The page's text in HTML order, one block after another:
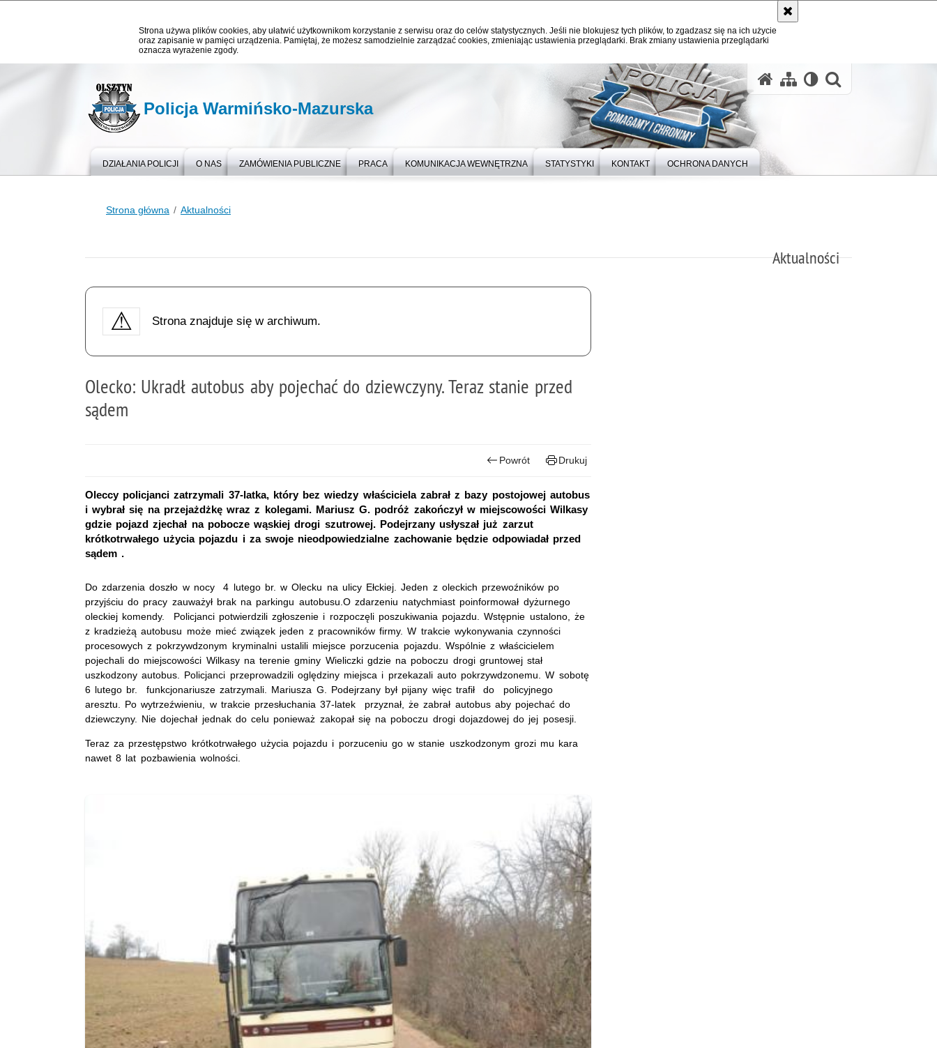
Strona używa plików cookies, aby ułatwić użytkownikom korzystanie z serwisu oraz do celów statystycznych. Jeśli nie blokujesz tych plików, to zgadzasz się na ich użycie
oraz zapisanie w pamięci urządzenia. Pamiętaj, że możesz samodzielnie zarządzać cookies, zmieniając ustawienia przeglądarki. Brak zmiany ustawienia przeglądarki
oznacza wyrażenie zgody.
Policja Warmińsko-Mazurska
DZIAŁANIA POLICJI O NAS ZAMÓWIENIA PUBLICZNE PRACA KOMUNIKACJA WEWNĘTRZNA STATYSTYKI KONTAKT OCHRONA DANYCH
Strona główna Aktualności
Aktualności
Strona znajduje się w archiwum.
Olecko: Ukradł autobus aby pojechać do dziewczyny. Teraz stanie przed
sądem
Powrót Drukuj
Oleccy policjanci zatrzymali 37-latka, który bez wiedzy właściciela zabrał z bazy postojowej autobus
i wybrał się na przejażdżkę wraz z kolegami. Mariusz G. podróż zakończył w miejscowości Wilkasy
gdzie pojazd zjechał na pobocze wąskiej drogi szutrowej. Podejrzany usłyszał już zarzut
krótkotrwałego użycia pojazdu i za swoje nieodpowiedzialne zachowanie będzie odpowiadał przed
sądem .
Do zdarzenia doszło w nocy 4 lutego br. w Olecku na ulicy Ełckiej. Jeden z oleckich przewoźników po
przyjściu do pracy zauważył brak na parkingu autobusu.O zdarzeniu natychmiast poinformował dyżurnego
oleckiej komendy. Policjanci potwierdzili zgłoszenie i rozpoczęli poszukiwania pojazdu. Wstępnie ustalono, że
z kradzieżą autobusu może mieć związek jeden z pracowników firmy. W trakcie wykonywania czynności
procesowych z pokrzywdzonym kryminalni ustalili miejsce porzucenia pojazdu. Wspólnie z właścicielem
pojechali do miejscowości Wilkasy na terenie gminy Wieliczki gdzie na poboczu drogi gruntowej stał
uszkodzony autobus. Policjanci przeprowadzili oględziny miejsca i przekazali auto pokrzywdzonemu. W sobotę
6 lutego br. funkcjonariusze zatrzymali. Mariusza G. Podejrzany był pijany więc trafił do policyjnego
aresztu. Po wytrzeźwieniu, w trakcie przesłuchania 37-latek przyznał, że zabrał autobus aby pojechać do
dziewczyny. Nie dojechał jednak do celu ponieważ zakopał się na poboczu drogi dojazdowej do jej posesji.
Teraz za przestępstwo krótkotrwałego użycia pojazdu i porzuceniu go w stanie uszkodzonym grozi mu kara
nawet 8 lat pozbawienia wolności.